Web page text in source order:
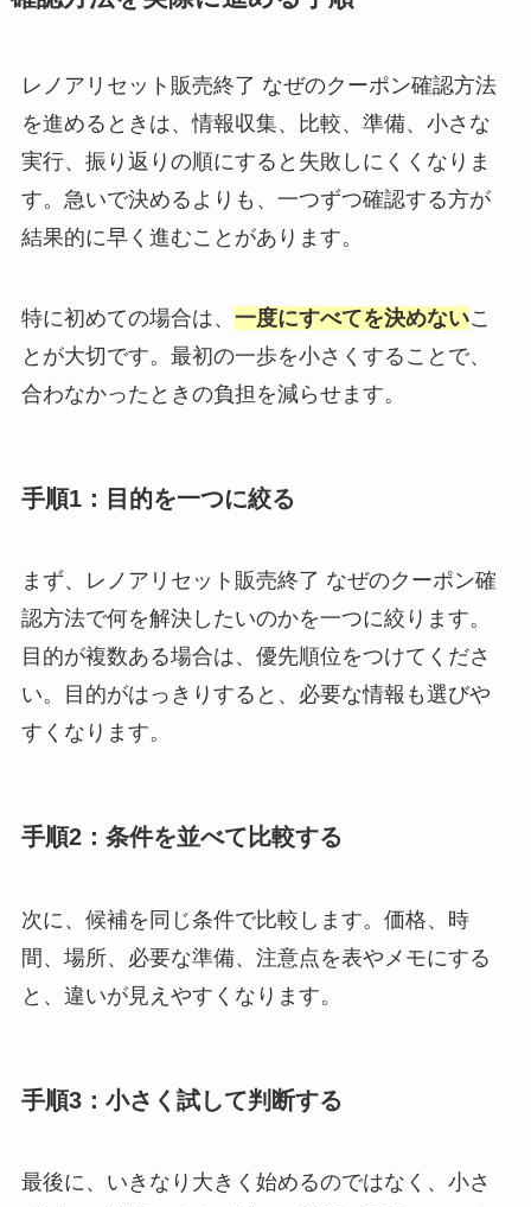
レノアリセット販売終了 なぜのクーポン確認方法
を進めるときは、情報収集、比較、準備、小さな
実行、振り返りの順にすると失敗しにくくなりま
す。急いで決めるよりも、一つずつ確認する方が
結果的に早く進むことがあります。
特に初めての場合は、 一度にすべてを決めないこ
とが大切です。最初の一歩を小さくすることで、
合わなかったときの負担を減らせます。
手順1：目的を一つに絞る
まず、レノアリセット販売終了 なぜのクーポン確
認方法で何を解決したいのかを一つに絞ります。
目的が複数ある場合は、優先順位をつけてくださ
い。目的がはっきりすると、必要な情報も選びや
すくなります。
手順2：条件を並べて比較する
次に、候補を同じ条件で比較します。価格、時
間、場所、必要な準備、注意点を表やメモにする
と、違いが見えやすくなります。
手順3：小さく試して判断する
最後に、いきなり大きく始めるのではなく、小さ